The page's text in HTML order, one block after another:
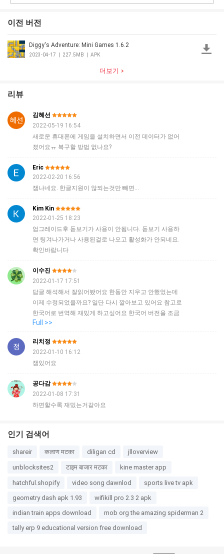
EarthCraft
3D: Block
Craft &
Epic
Ultimate
Guide for
Panda Run
이전 버전
Diggy's Adventure: Mini Games 1.6.2
2023-04-17 227.5MB APK
더보기
리뷰
김혜선
2022-05-19 16:54
새로운 휴대폰에 게임을 설치하면서 이전 데이터가 없어
졌어요ㅠ 복구할 방법 없나요?
Eric
2022-02-20 16:56
잼나네요. 한글지원이 않되는것만 빼면...
Kim Kin
2022-01-25 18:23
업그레이드후 돋보기가 사용이 안됩니다. 돋보기 사용하
면 팅겨나가거나 사용된걸로 나오고 활성화가 안되네요.
확인바랍니다
이수진
2022-01-17 17:51
답글 해석해서 잘읽어봤어요 한동안 지우고 안했었는데
이제 수정되었을까요? 일단 다시 깔아보고 있어요 참고로
한국어로 번역해 재밌게 하고싶어요 한국어 버전을 조금
만 생각해봐주세요
Full >>
리치정
2022-01-10 16:12
잼있어요
공다감
2022-01-08 17:31
하면할수록 재밌는거같아요
인기 검색어
shareir कलाण मटका diligan cd jlloverview
unblocksites2 टाइम बाजार मटका kine master app
hatchful.shopify video song dawnlod
sports live tv apk
geometry dash apk 1.93
wifikill pro 2.3 2 apk
indian train apps download
mob org the amazing spiderman 2
tally erp 9 educational version free download